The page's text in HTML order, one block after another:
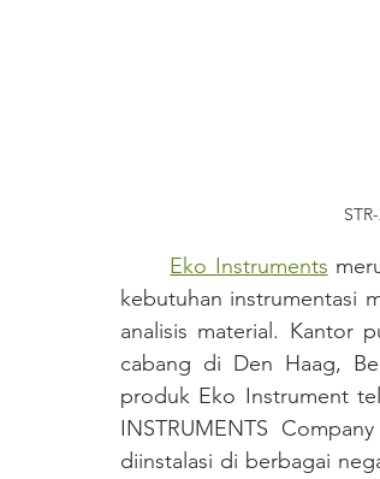
Eko Instruments
kebutuhan instrumentasi
analisis material. Kantor
cabang di Den Haag,
produk Eko Instrument
INSTRUMENTS
diinstalasi di berbagai